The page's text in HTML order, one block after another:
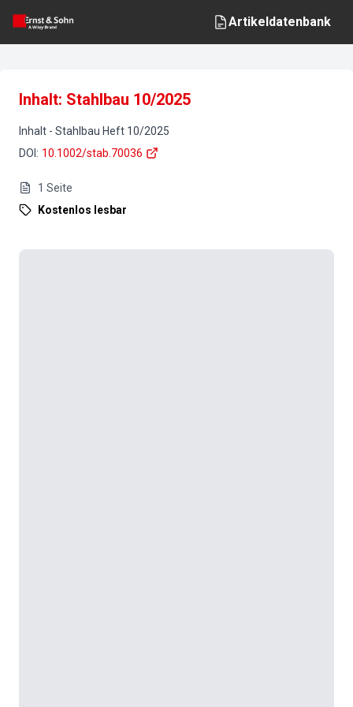
Artikeldatenbank
Inhalt: Stahlbau 10/2025
Inhalt - Stahlbau Heft 10/2025
DOI : 10.1002/stab.70036
1 Seite
Kostenlos lesbar